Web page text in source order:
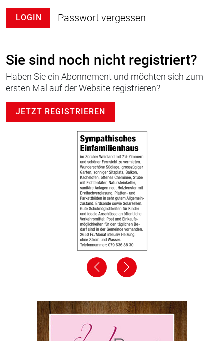
LOGIN Passwort vergessen
Sie sind noch nicht registriert?
Haben Sie ein Abonnement und möchten sich zum
ersten Mal auf der Website registrieren?
JETZT REGISTRIEREN